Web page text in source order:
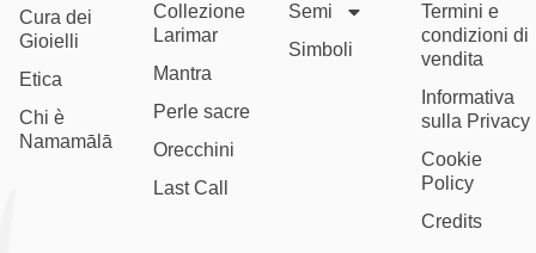
Cura dei
Gioielli
Etica
Chi è
Namamālā
Collezione
Larimar
Mantra
Perle sacre
Orecchini
Last Call
Semi
Simboli
Termini e
condizioni di
vendita
Informativa
sulla Privacy
Cookie
Policy
Credits